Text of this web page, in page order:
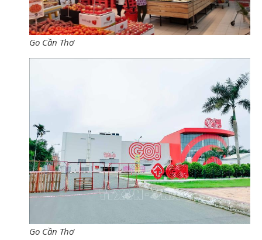
Go Cần Thơ
Go Cần Thơ